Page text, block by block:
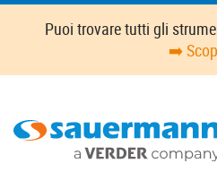
Skip
content
Puoi trovare tutti gli
➡️